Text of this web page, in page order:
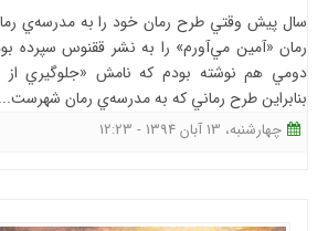
سال پيش وقتي طرح رمان خود را به مدرسه‌ي
رمان «آمين مي‌آورم» را به نشر ققنوس سپرده
دومي هم نوشته بودم که نامش «جلوگيري
بنابراين طرح رماني که به مدرسه‌ي رمان شهرست...
چهارشنبه، 13 آبان 1394 - 12:23